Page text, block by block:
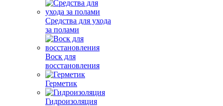
Средства для ухода
за полами
Воск для
восстановления
Герметик
Гидроизоляция